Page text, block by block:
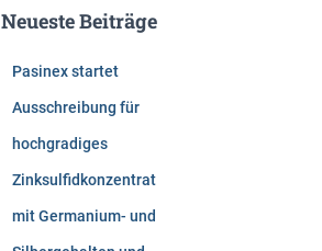
n
Neueste Beiträge
Pasinex startet
Ausschreibung für
hochgradiges
Zinksulfidkonzentrat
mit Germanium- und